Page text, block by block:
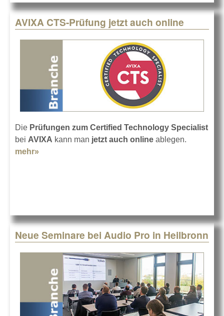
AVIXA CTS-Prüfung jetzt auch online
Die Prüfungen zum Certified Technology Specialist
bei AVIXA kann man jetzt auch online ablegen.
mehr»
Neue Seminare bei Audio Pro in Heilbronn